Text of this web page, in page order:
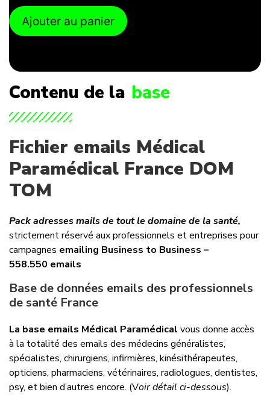
Ajouter au panier
Contenu de la base
Fichier emails Médical
Paramédical France DOM
TOM
Pack adresses mails de tout le domaine de la santé,
strictement réservé aux professionnels et entreprises pour
campagnes emailing Business to Business –
558.550 emails
Base de données emails des professionnels
de santé France
La base emails Médical Paramédical vous donne accès
à la totalité des emails des médecins généralistes,
spécialistes, chirurgiens, infirmières, kinésithérapeutes,
opticiens, pharmaciens, vétérinaires, radiologues, dentistes,
psy, et bien d’autres encore. (Voir détail ci-dessous).